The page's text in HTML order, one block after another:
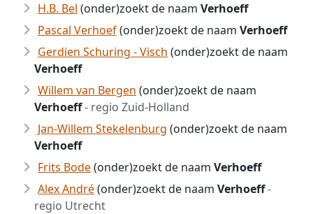
H.B. Bel (onder)zoekt de naam Verhoeff
Pascal Verhoef(onder)zoekt de naam Verhoeff
Gerdien Schuring - Visch (onder)zoekt de naam
Verhoeff
Willem van Bergen (onder)zoekt de naam
Verhoeff- regio Zuid-Holland
Jan-Willem Stekelenburg (onder)zoekt de naam
Verhoeff
Frits Bode(onder)zoekt de naam Verhoeff
Alex André(onder)zoekt de naam Verhoeff-
regio Utrecht